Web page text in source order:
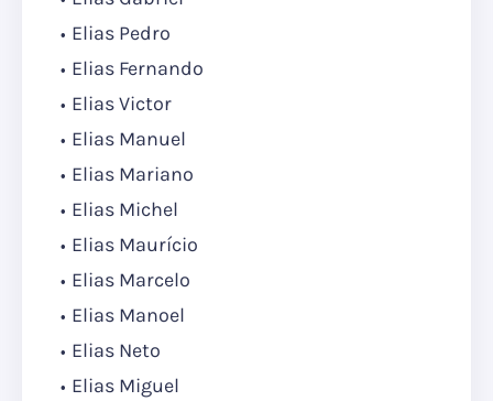
Elias Pedro
Elias Fernando
Elias Victor
Elias Manuel
Elias Mariano
Elias Michel
Elias Maurício
Elias Marcelo
Elias Manoel
Elias Neto
Elias Miguel